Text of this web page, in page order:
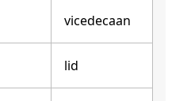
vicedecaan
lid